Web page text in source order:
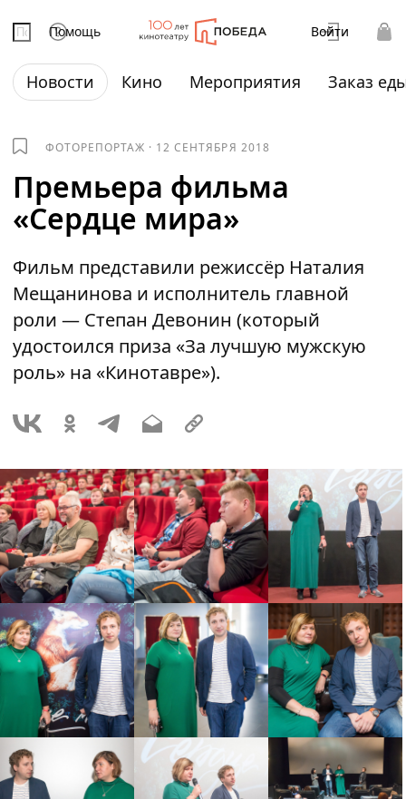
Помощь Войти
Новости Кино Мероприятия Заказ
ФОТОРЕПОРТАЖ · 12 СЕНТЯБРЯ 2018
Премьера фильма
«Сердце мира»
Фильм представили режиссёр Наталия
Мещанинова и исполнитель главной
роли — Степан Девонин (который
удостоился приза «За лучшую мужскую
роль» на «Кинотавре»).